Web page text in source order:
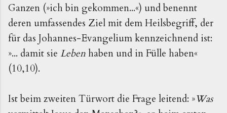
Ganzen (»ich bin gekommen...«) und benennt
deren umfassendes Ziel mit dem Heilsbegriff, der
für das Johannes-Evangelium kennzeichnend ist:
»... damit sie Lebenhaben und in Fülle haben«
(10,10).
Ist beim zweiten Türwort die Frage leitend: »Was